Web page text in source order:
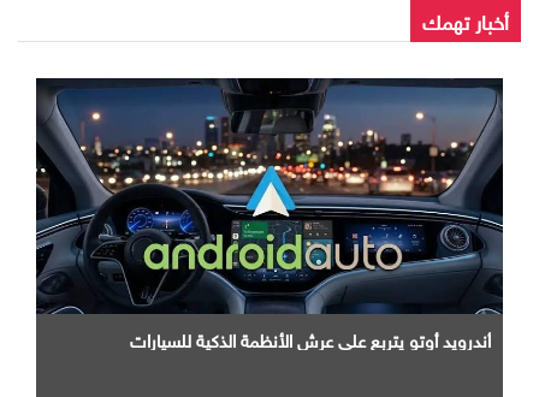
أخبار تهمك
أندرويد أوتو يتربع علي عرش الأنظمة الذكية للسيارات